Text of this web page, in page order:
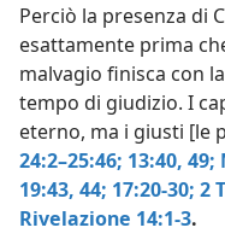
Perciò la presenza di
esattamente prima
malvagio finisca con
tempo di giudizio. I
eterno, ma i giusti [le
24:2–25:46; 13:40, 49;
19:43, 44; 17:20-30; 2
Rivelazione 14:1-3.